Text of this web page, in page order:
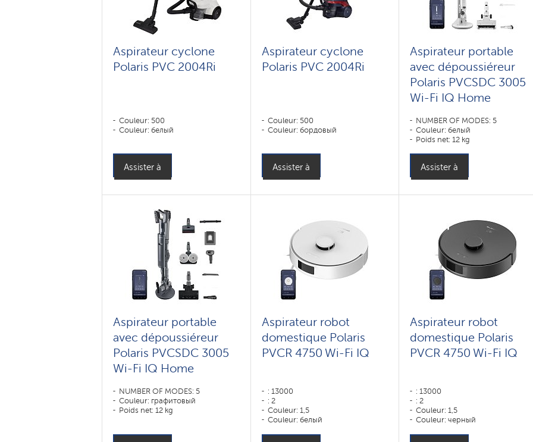
Aspirateur cyclone
Polaris PVC 2004Ri
Couleur: 500
Couleur: белый
Assister à
Aspirateur cyclone
Polaris PVC 2004Ri
Couleur: 500
Couleur: бордовый
Assister à
Aspirateur portable
avec dépoussiéreur
Polaris PVCSDC 3005
Wi-Fi IQ Home
NUMBER OF MODES: 5
Couleur: белый
Poids net: 12 kg
Assister à
Aspirateur portable
avec dépoussiéreur
Polaris PVCSDC 3005
Wi-Fi IQ Home
NUMBER OF MODES: 5
Couleur: графитовый
Poids net: 12 kg
Aspirateur robot
domestique Polaris
PVCR 4750 Wi-Fi IQ
: 13000
: 2
Couleur: 1,5
Couleur: белый
Aspirateur robot
domestique Polaris
PVCR 4750 Wi-Fi IQ
: 13000
: 2
Couleur: 1,5
Couleur: черный